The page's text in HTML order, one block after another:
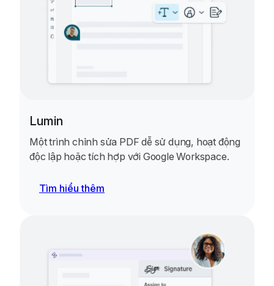
Lumin
Một trình chỉnh sửa PDF dễ sử dụng, hoạt động
độc lập hoặc tích hợp với Google Workspace.
Tìm hiểu thêm